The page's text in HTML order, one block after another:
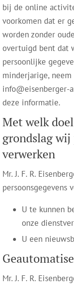
bij de online
voorkomen dat er
worden zonder
overtuigd bent dat
persoonlijke
minderjarige,
info@eisenberger-
deze informatie.
Met welk
grondslag wij
verwerken
Mr. J. F. R.
persoonsgegevens
U te kunnen
onze
U een
Mr. J. F. R.